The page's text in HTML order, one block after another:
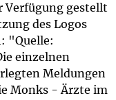
Verfügung gestellt
des Logos
"Quelle:
einzelnen
Meldungen
Monks - Ärzte im